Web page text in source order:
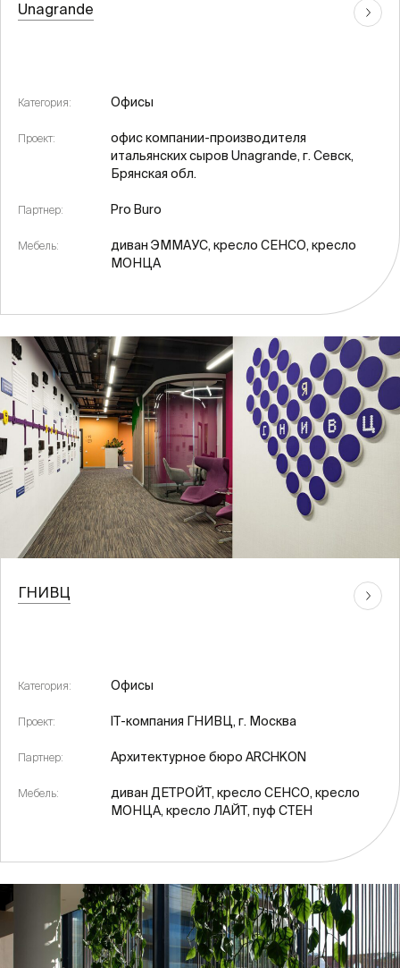
Unagrande
Категория: Офисы
Проект:
офис компании-производителя
итальянских сыров Unagrande, г. Севск,
Брянская обл.
Партнер: Pro Buro
Мебель:
диван ЭММАУС, кресло СЕНСО, кресло
МОНЦА
ГНИВЦ
Категория: Офисы
Проект: IT-компания ГНИВЦ, г. Москва
Партнер: Архитектурное бюро ARCHKON
Мебель:
диван ДЕТРОЙТ, кресло СЕНСО, кресло
МОНЦА, кресло ЛАЙТ, пуф СТЕН